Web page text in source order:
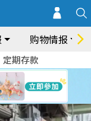
购物情报
定期存款